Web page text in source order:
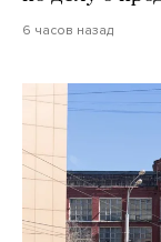
6 часов назад